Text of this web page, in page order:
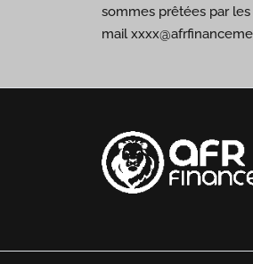
sommes prêtées par
mail